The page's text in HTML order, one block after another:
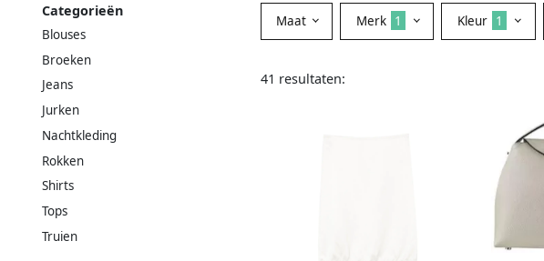
Categorieën
Blouses
Broeken
Jeans
Jurken
Nachtkleding
Rokken
Shirts
Tops
Truien
Maat Merk 1 Kleur 1
41 resultaten: